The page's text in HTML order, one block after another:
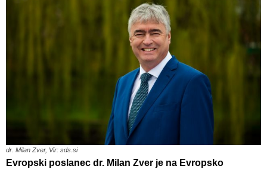
dr. Milan Zver, Vir: sds.si
Evropski poslanec dr. Milan Zver je na Evropsko